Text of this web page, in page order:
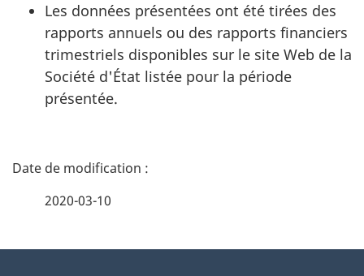
Les données présentées ont été tirées des
rapports annuels ou des rapports financiers
trimestriels disponibles sur le site Web de la
Société d'État listée pour la période
présentée.
D
2020-03-10